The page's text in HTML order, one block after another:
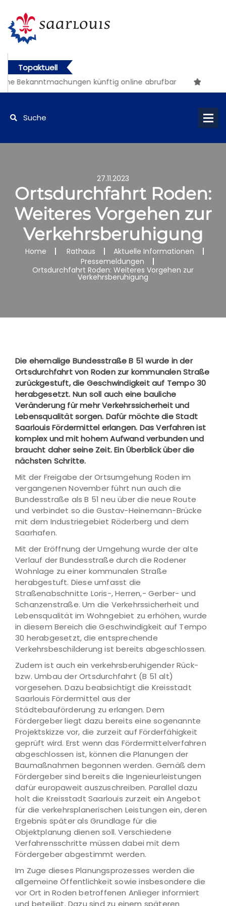
Topaktuell
Bekanntmachungen künftig online abrufbar
27.11.2023
Ortsdurchfahrt Roden:
Weiteres Vorgehen zur
Verkehrsberuhigung
Home Rathaus
Aktuelle Informationen
Pressemeldungen
Ortsdurchfahrt Roden: Weiteres Vorgehen zur
Verkehrsberuhigung
Die ehemalige Bundesstraße B 51 wurde in der
Ortsdurchfahrt von Roden zur kommunalen Straße
zurückgestuft, die Geschwindigkeit auf Tempo 30
herabgesetzt. Nun soll auch eine bauliche
Veränderung für mehr Verkehrssicherheit und
Lebensqualität sorgen. Dafür möchte die Stadt
Saarlouis Fördermittel erlangen. Das Verfahren ist
komplex und mit hohem Aufwand verbunden und
braucht daher seine Zeit. Ein Überblick über die
nächsten Schritte.
Mit der Freigabe der Ortsumgehung Roden im
vergangenen November führt nun auch die
Bundesstraße als B 51 neu über die neue Route
und verbindet so die Gustav-Heinemann-Brücke
mit dem Industriegebiet Röderberg und dem
Saarhafen.
Mit der Eröffnung der Umgehung wurde der alte
Verlauf der Bundesstraße durch die Rodener
Wohnlage zu einer kommunalen Straße
herabgestuft. Diese umfasst die
Straßenabschnitte Loris-, Herren,- Gerber- und
Schanzenstraße. Um die Verkehrssicherheit und
Lebensqualität im Wohngebiet zu erhöhen, wurde
in diesem Bereich die Geschwindigkeit auf Tempo
30 herabgesetzt, die entsprechende
Verkehrsbeschilderung ist bereits abgeschlossen.
Zudem ist auch ein verkehrsberuhigender Rück-
bzw. Umbau der Ortsdurchfahrt (B 51 alt)
vorgesehen. Dazu beabsichtigt die Kreisstadt
Saarlouis Fördermittel aus der
Städtebauförderung zu erlangen. Dem
Fördergeber liegt dazu bereits eine sogenannte
Projektskizze vor, die zurzeit auf Förderfähigkeit
geprüft wird. Erst wenn das Fördermittelverfahren
abgeschlossen ist, können die Planungen der
Baumaßnahmen begonnen werden. Gemäß dem
Fördergeber sind bereits die Ingenieurleistungen
dafür europaweit auszuschreiben. Parallel dazu
holt die Kreisstadt Saarlouis zurzeit ein Angebot
für die verkehrsplanerischen Leistungen ein, deren
Ergebnis später als Grundlage für die
Objektplanung dienen soll. Verschiedene
Verfahrensschritte müssen dabei mit dem
Fördergeber abgestimmt werden.
Im Zuge dieses Planungsprozesses werden die
allgemeine Öffentlichkeit sowie insbesondere die
vor Ort in Roden betroffenen Anlieger informiert
und beteiligt. Dazu sind zu einem späteren